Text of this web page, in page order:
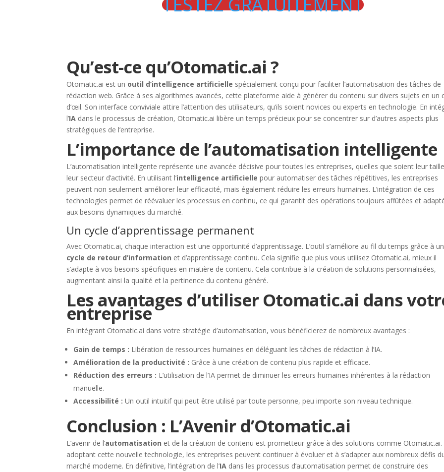
Qu’est-ce qu’Otomatic.ai ?
Otomatic.ai est un outil d’intelligence artificielle spécialement conçu pour faciliter l’automatisation des tâches de
rédaction web. Grâce à ses algorithmes avancés, cette plateforme aide à générer du contenu sur divers sujets en un
d’œil. Son interface conviviale attire l’attention des utilisateurs, qu’ils soient novices ou experts en technologie. En
l’IA dans le processus de création, Otomatic.ai libère un temps précieux pour se concentrer sur d’autres aspects plus
stratégiques de l’entreprise.
L’importance de l’automatisation intelligente
L’automatisation intelligente représente une avancée décisive pour toutes les entreprises, quelles que soient leur
leur secteur d’activité. En utilisant l’intelligence artificielle pour automatiser des tâches répétitives, les entreprises
peuvent non seulement améliorer leur efficacité, mais également réduire les erreurs humaines. L’intégration de ces
technologies permet de réévaluer les processus en continu, ce qui garantit des opérations toujours affûtées et
aux besoins dynamiques du marché.
Un cycle d’apprentissage permanent
Avec Otomatic.ai, chaque interaction est une opportunité d’apprentissage. L’outil s’améliore au fil du temps grâce à un
cycle de retour d’information et d’apprentissage continu. Cela signifie que plus vous utilisez Otomatic.ai, mieux il
s’adapte à vos besoins spécifiques en matière de contenu. Cela contribue à la création de solutions personnalisées,
augmentant ainsi la qualité et la pertinence du contenu généré.
Les avantages d’utiliser Otomatic.ai dans
entreprise
En intégrant Otomatic.ai dans votre stratégie d’automatisation, vous bénéficierez de nombreux avantages :
Gain de temps : Libération de ressources humaines en déléguant les tâches de rédaction à l’IA.
Amélioration de la productivité : Grâce à une création de contenu plus rapide et efficace.
Réduction des erreurs : L’utilisation de l’IA permet de diminuer les erreurs humaines inhérentes à la rédaction
manuelle.
Accessibilité : Un outil intuitif qui peut être utilisé par toute personne, peu importe son niveau technique.
Conclusion : L’Avenir d’Otomatic.ai
L’avenir de l’automatisation et de la création de contenu est prometteur grâce à des solutions comme Otomatic.ai.
adoptant cette nouvelle technologie, les entreprises peuvent continuer à évoluer et à s’adapter aux nombreux défis
marché moderne. En définitive, l’intégration de l’IA dans les processus d’automatisation permet de construire des